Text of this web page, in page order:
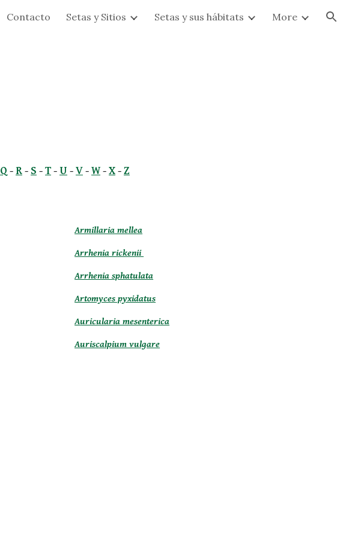
Skip to navigation
Contacto Setas y Sitios Setas y sus hábitats More
Q -R - S -T -U -V -W -X -Z
Armillaria mellea
Arrhenia rickenii
Arrhenia sphatulata
Artomyces pyxidatus
Auricularia mesenterica
Auriscalpium vulgare